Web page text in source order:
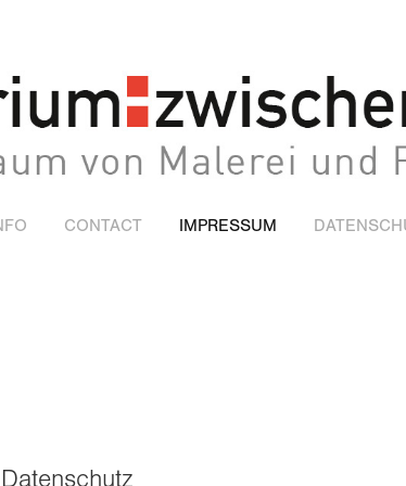
CONTACT IMPRESSUM